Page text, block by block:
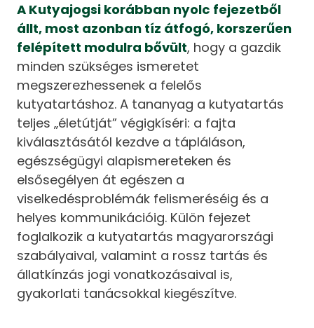
A Kutyajogsi korábban nyolc fejezetből
állt, most azonban tíz átfogó, korszerűen
felépített modulra bővült, hogy a gazdik
minden szükséges ismeretet
megszerezhessenek a felelős
kutyatartáshoz. A tananyag a kutyatartás
teljes „életútját” végigkíséri: a fajta
kiválasztásától kezdve a tápláláson,
egészségügyi alapismereteken és
elsősegélyen át egészen a
viselkedésproblémák felismeréséig és a
helyes kommunikációig. Külön fejezet
foglalkozik a kutyatartás magyarországi
szabályaival, valamint a rossz tartás és
állatkínzás jogi vonatkozásaival is,
gyakorlati tanácsokkal kiegészítve.